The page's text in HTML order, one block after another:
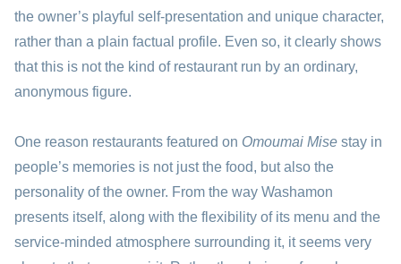
the owner’s playful self-presentation and unique character,
rather than a plain factual profile. Even so, it clearly shows
that this is not the kind of restaurant run by an ordinary,
anonymous figure.
One reason restaurants featured on Omoumai Mise stay in
people’s memories is not just the food, but also the
personality of the owner. From the way Washamon
presents itself, along with the flexibility of its menu and the
service-minded atmosphere surrounding it, it seems very